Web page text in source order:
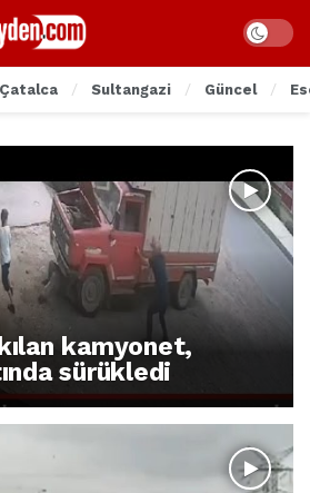
Çatalca Sultangazi Güncel
kamyonet,
sürükledi